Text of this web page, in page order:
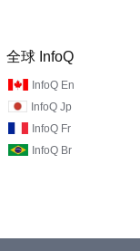
全球 InfoQ
InfoQ En
InfoQ Jp
InfoQ Fr
InfoQ Br